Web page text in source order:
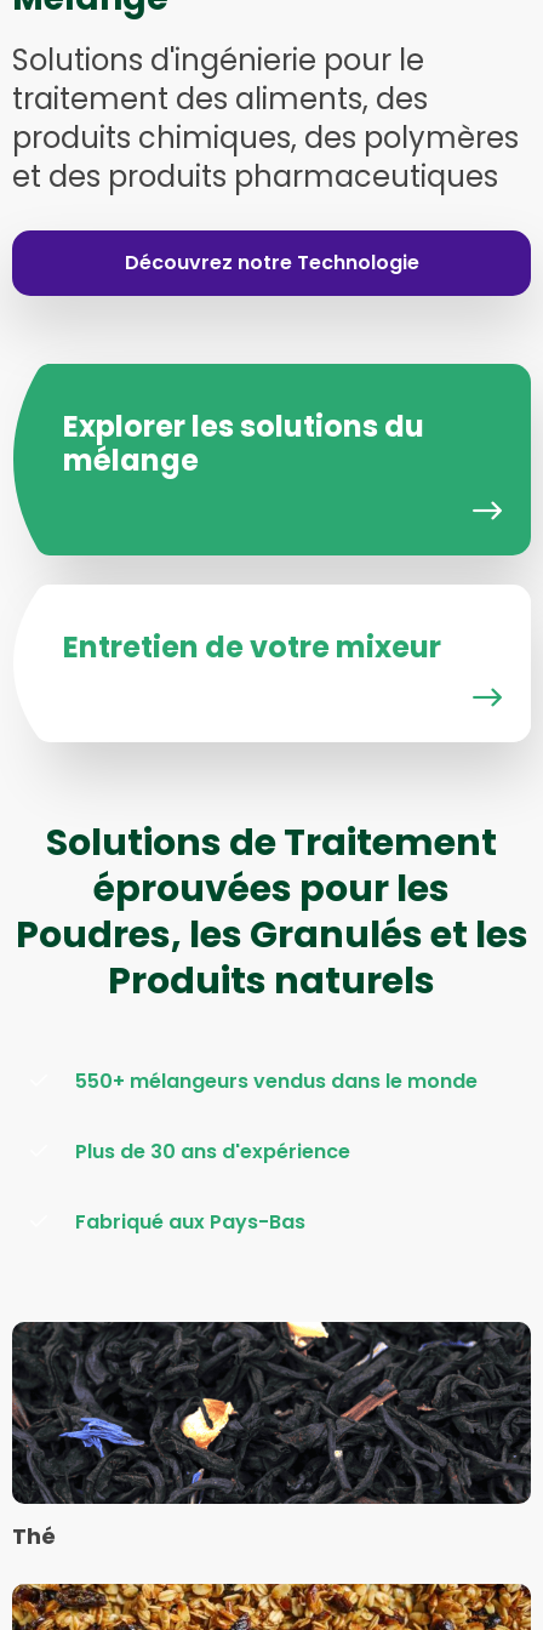
Solutions d'ingénierie pour le
traitement des aliments, des
produits chimiques, des polymères
et des produits pharmaceutiques
Découvrez notre Technologie
Explorer les solutions du
mélange
Entretien de votre mixeur
Solutions de Traitement
éprouvées pour les
Poudres, les Granulés et les
Produits naturels
550+ mélangeurs vendus dans le monde
Plus de 30 ans d'expérience
Fabriqué aux Pays-Bas
Thé
Plus
d'informations
sur
Thé
Plus